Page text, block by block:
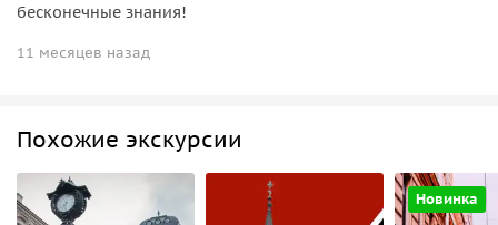
бесконечные знания!
11 месяцев назад
Похожие экскурсии
Новинка